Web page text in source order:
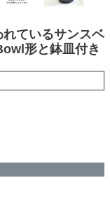
れているサンスベ
形と鉢皿付き